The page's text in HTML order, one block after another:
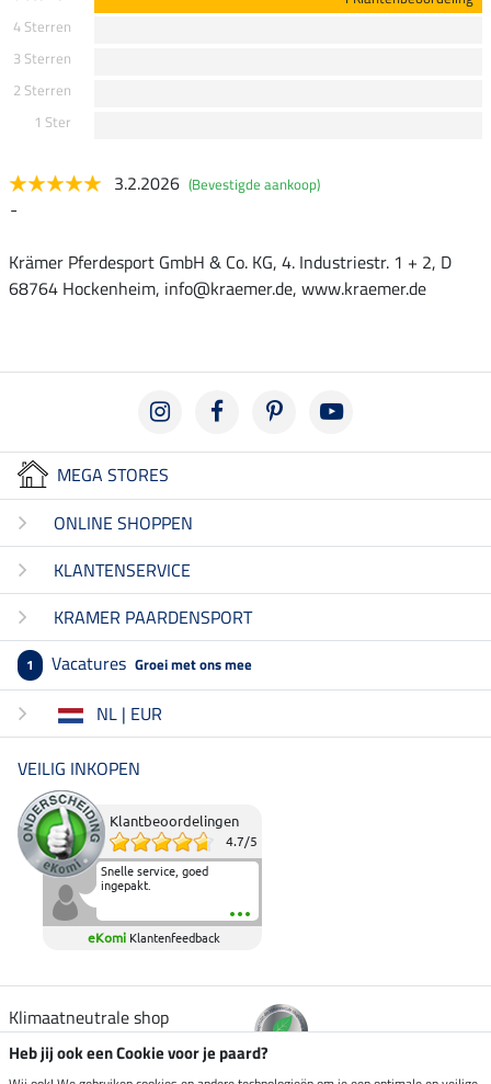
4 Sterren
3 Sterren
2 Sterren
1 Ster
3.2.2026 (Bevestigde aankoop)
-
Krämer Pferdesport GmbH & Co. KG, 4. Industriestr. 1 + 2, D
68764 Hockenheim, info@kraemer.de, www.kraemer.de
MEGA STORES
ONLINE SHOPPEN
KLANTENSERVICE
KRAMER PAARDENSPORT
1 Vacatures Groei met ons mee
NL | EUR
VEILIG INKOPEN
Klantbeoordelingen
4.7/5
Snelle service, goed
ingepakt.
eKomi Klantenfeedback
Klimaatneutrale shop
Heb jij ook een Cookie voor je paard?